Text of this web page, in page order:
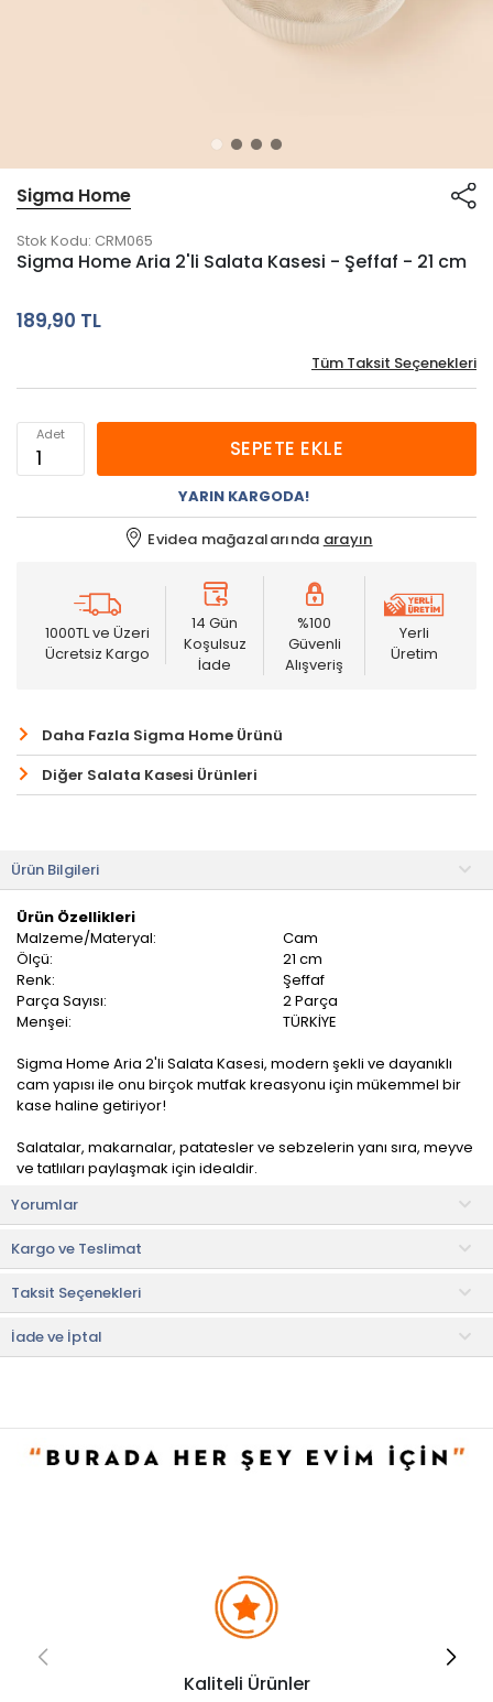
Sigma Home
Stok Kodu: CRM065
Sigma Home Aria 2'li Salata Kasesi - Şeffaf - 21 cm
189,90 TL
Tüm Taksit Seçenekleri
Adet
SEPETE EKLE
YARIN KARGODA!
Evidea mağazalarında arayın
1000TL ve Üzeri
Ücretsiz Kargo
14 Gün
Koşulsuz
İade
%100
Güvenli
Alışveriş
Yerli
Üretim
Daha Fazla Sigma Home Ürünü
Diğer Salata Kasesi Ürünleri
Ürün Bilgileri
Ürün Özellikleri
Malzeme/Materyal:
Cam
Ölçü:
21 cm
Renk:
Şeffaf
Parça Sayısı:
2 Parça
Menşei:
TÜRKİYE
Sigma Home Aria 2'li Salata Kasesi, modern şekli ve dayanıklı
cam yapısı ile onu birçok mutfak kreasyonu için mükemmel bir
kase haline getiriyor!
Salatalar, makarnalar, patatesler ve sebzelerin yanı sıra, meyve
ve tatlıları paylaşmak için idealdir.
Ürün İçeriği
• Kase: 2 adet
Kullanım ve Bakım Bilgileri
• Bulaşık makinesinde yıkanması uygundur.
• Not:Bu fiyat perakende satışlar için belirlenmiştir. Toplu alımlar
Evidea tarafından incelenecek ve uygun bulunmayan siparişler
Yorumlar
Kargo ve Teslimat
Taksit Seçenekleri
İade ve İptal
Kaliteli Ürünler